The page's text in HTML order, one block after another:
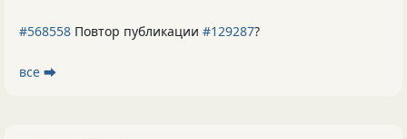
#568558 Повтор публикации #129287?
все ⮕